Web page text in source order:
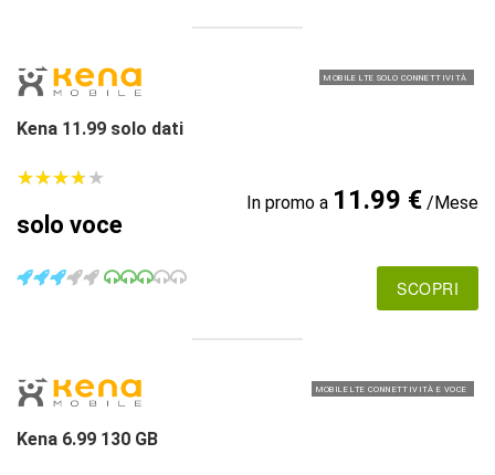
MOBILE LTE SOLO CONNETTIVITÀ
Kena 11.99 solo dati
★★★★★
★★★★★
solo voce
In promo a 11.99 €/Mese
SCOPRI
MOBILE LTE CONNETTIVITÀ E VOCE
Kena 6.99 130 GB